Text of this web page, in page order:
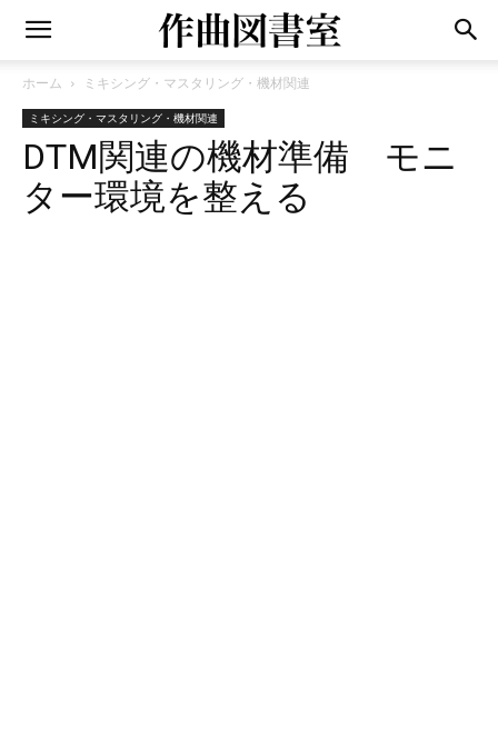
ホーム ミキシング・マスタリング・機材関連
ミキシング・マスタリング・機材関連
DTM関連の機材準備 モニ
ター環境を整える